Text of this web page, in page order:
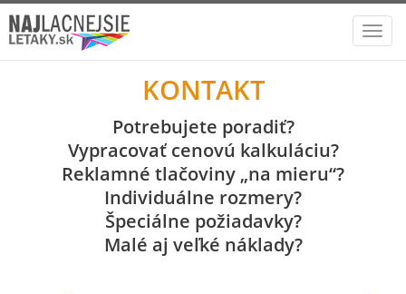
KONTAKT
Potrebujete poradiť?
Vypracovať cenovú kalkuláciu?
Reklamné tlačoviny „na mieru“?
Individuálne rozmery?
Špeciálne požiadavky?
Malé aj veľké náklady?